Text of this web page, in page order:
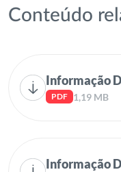
Conteúdo
Informação
PDF 1,19 MB
Informação